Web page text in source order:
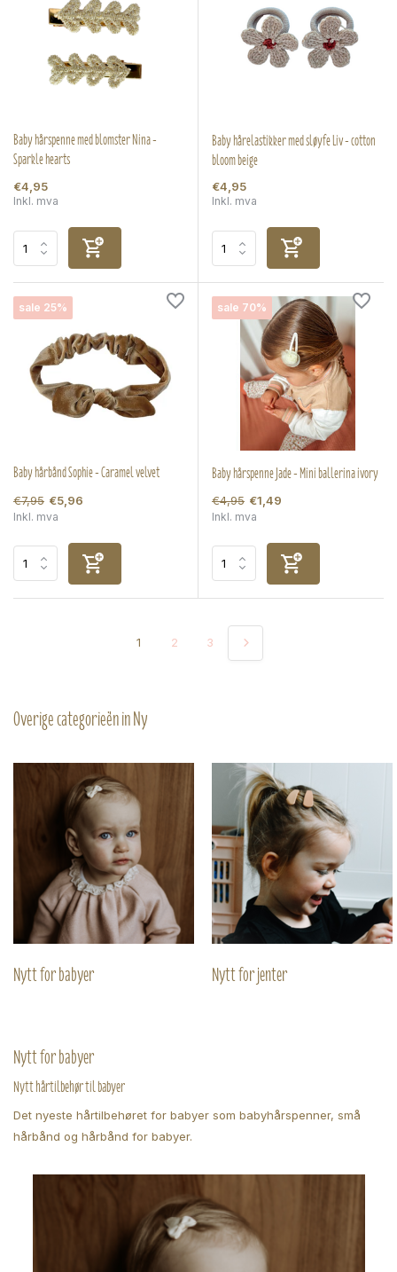
Baby hårspenne med blomster Nina -
Sparkle hearts
€4,95
Inkl. mva
Baby hårelastikker med sløyfe Liv - cotton
bloom beige
€4,95
Inkl. mva
sale 25%
Baby hårbånd Sophie - Caramel velvet
€7,95 €5,96
Inkl. mva
sale 70%
Baby hårspenne Jade - Mini ballerina ivory
€4,95 €1,49
Inkl. mva
1 2 3
Overige categorieën in Ny
Nytt for babyer Nytt for jenter
Nytt for babyer
Nytt hårtilbehør til babyer
Det nyeste hårtilbehøret for babyer som babyhårspenner, små
hårbånd og hårbånd for babyer.